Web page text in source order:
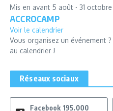
Mis en avant 5 août - 31 octobre
ACCROCAMP
Voir le calendrier
Vous organisez un événement ?
au calendrier !
Réseaux sociaux
Facebook 195,000